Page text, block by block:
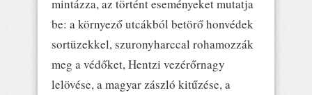
mintázza, az történt eseményeket mutatja
be: a környező utcákból betörő honvédek
sortüzekkel, szuronyharccal rohamozzák
meg a védőket, Hentzi vezérőrnagy
lelövése, a magyar zászló kitűzése, a